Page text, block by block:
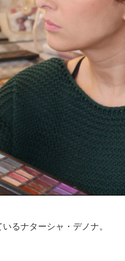
るナターシャ・デノナ。